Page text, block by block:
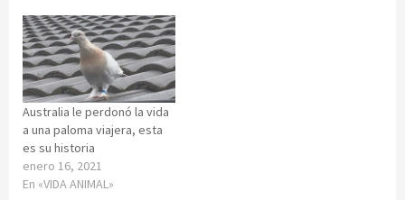
Australia le perdonó la vida
a una paloma viajera, esta
es su historia
enero 16, 2021
En «VIDA ANIMAL»